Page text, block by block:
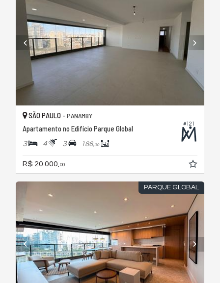
#121
SÃO PAULO - PANAMBY
Apartamento no Edifício Parque Global
3 4 3 186,00
R$ 20.000, 00
PARQUE GLOBAL